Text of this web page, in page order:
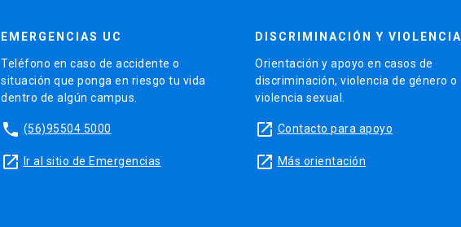
EMERGENCIAS UC
Teléfono en caso de accidente o
situación que ponga en riesgo tu vida
dentro de algún campus.
phone (56)95504 5000
launch Ir al sitio de Emergencias
DISCRIMINACIÓN Y VIOLENCIA
Orientación y apoyo en casos de
discriminación, violencia de género o
violencia sexual.
launch Contacto para apoyo
launch Más orientación